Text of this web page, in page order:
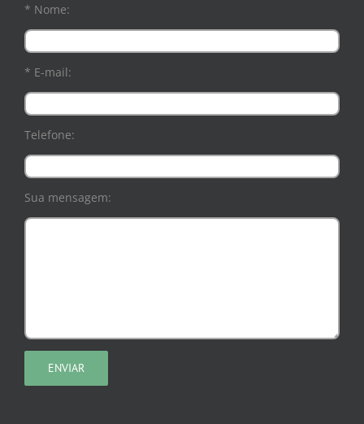
* Nome:
* E-mail:
Telefone:
Sua mensagem: